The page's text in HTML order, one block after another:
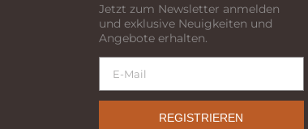
Jetzt zum Newsletter anmelden
und exklusive Neuigkeiten und
Angebote erhalten.
REGISTRIEREN